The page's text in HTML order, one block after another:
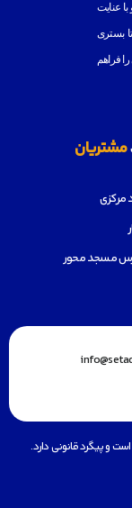
عنايت
بسترى
فراهم
مشتریان
مرکزی
مسجد محور
و پیگرد قانونی دارد.